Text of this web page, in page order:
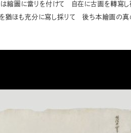
圖に當りを付けて 自在に古画を轉寫
を猶ほも充分に寫し採りて 後ち本繪画